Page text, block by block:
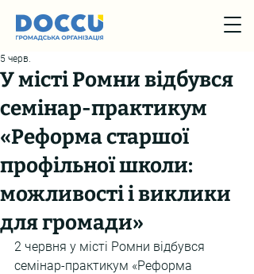
У місті Ромни відбувся
семінар-практикум
«Реформа старшої
профільної школи:
можливості і виклики
для громади»
5 черв.
2 червня у місті Ромни відбувся
семінар-практикум «Реформа